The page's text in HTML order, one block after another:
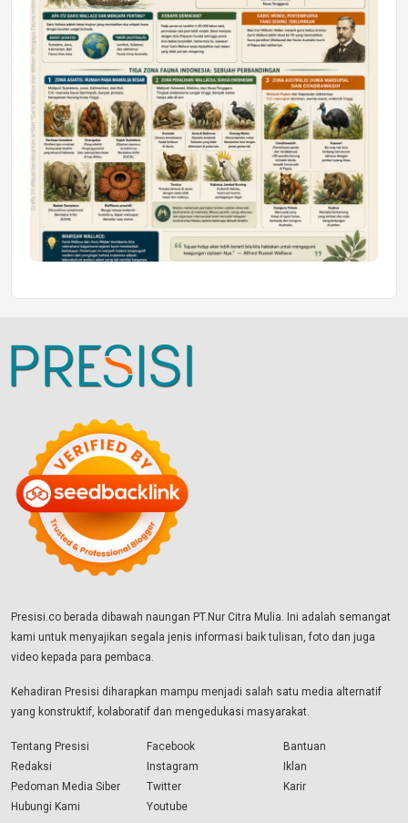
Presisi.co berada dibawah naungan PT.Nur Citra Mulia. Ini adalah semangat
kami untuk menyajikan segala jenis informasi baik tulisan, foto dan juga
video kepada para pembaca.
Kehadiran Presisi diharapkan mampu menjadi salah satu media alternatif
yang konstruktif, kolaboratif dan mengedukasi masyarakat.
Tentang Presisi
Redaksi
Pedoman Media Siber
Hubungi Kami
Facebook
Instagram
Twitter
Youtube
Bantuan
Iklan
Karir